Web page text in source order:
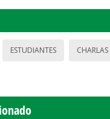
ESTUDIANTES CHARLAS